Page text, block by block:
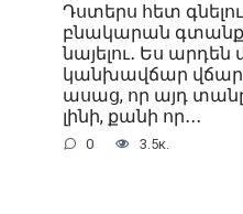
Դստերս հետ
բնակարան գտանք
նայելու․ Ես
կանխավճար
ասաց, որ այդ
լինի, քանի որ․․․
0 3.5к.